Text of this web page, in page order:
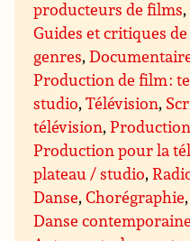
producteurs de films,
Guides et critiques
genres,
Production de film :
studio,Télévision,
télévision,
Production pour la
plateau / studio,
Danse,Chorégraphie,
Danse contemporaine